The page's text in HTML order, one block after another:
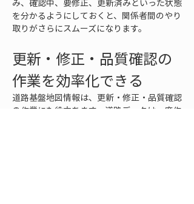
み、確認中、要修正、更新済みといった状態
を分かるようにしておくと、関係者間のやり
取りがさらにスムーズになります。
更新・修正・品質確認の
作業を効率化できる
道路基盤地図情報は、更新・修正・品質確認
の作業にも役立ちます。道路データは一度作